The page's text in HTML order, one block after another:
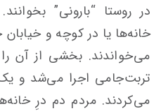
در روستا “بارونی”
خانه‌ها یا در کوچه و
می‌خواندند. بخشی از آن را
تربت‌جامی اجرا می‌شد و یک
می‌کردند. مردم دم درِ